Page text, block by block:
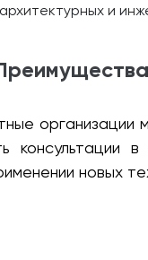
и
организации
консультации
новых